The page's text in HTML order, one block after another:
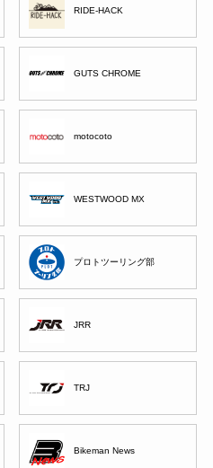
RIDE-HACK
GUTS CHROME
motocoto
WESTWOOD MX
プロトツーリング部
JRR
TRJ
Bikeman News